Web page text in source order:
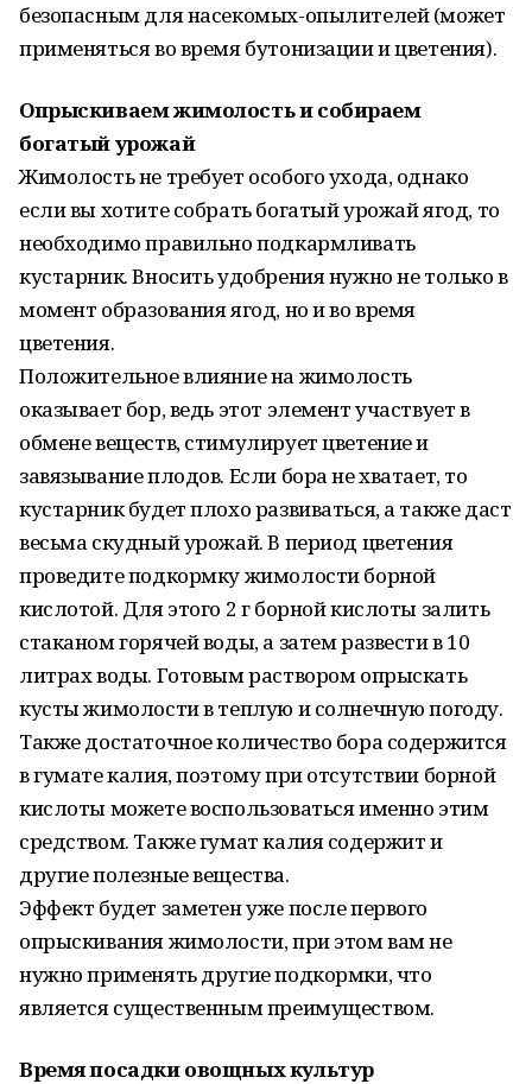
безопасным для насекомых-опылителей (может
применяться во время бутонизации и цветения).
Опрыскиваем жимолость и собираем
богатый урожай
Жимолость не требует особого ухода, однако
если вы хотите собрать богатый урожай ягод, то
необходимо правильно подкармливать
кустарник. Вносить удобрения нужно не только в
момент образования ягод, но и во время
цветения.
Положительное влияние на жимолость
оказывает бор, ведь этот элемент участвует в
обмене веществ, стимулирует цветение и
завязывание плодов. Если бора не хватает, то
кустарник будет плохо развиваться, а также даст
весьма скудный урожай. В период цветения
проведите подкормку жимолости борной
кислотой. Для этого 2 г борной кислоты залить
стаканом горячей воды, а затем развести в 10
литрах воды. Готовым раствором опрыскать
кусты жимолости в теплую и солнечную погоду.
Также достаточное количество бора содержится
в гумате калия, поэтому при отсутствии борной
кислоты можете воспользоваться именно этим
средством. Также гумат калия содержит и
другие полезные вещества.
Эффект будет заметен уже после первого
опрыскивания жимолости, при этом вам не
нужно применять другие подкормки, что
является существенным преимуществом.
Время посадки овощных культур